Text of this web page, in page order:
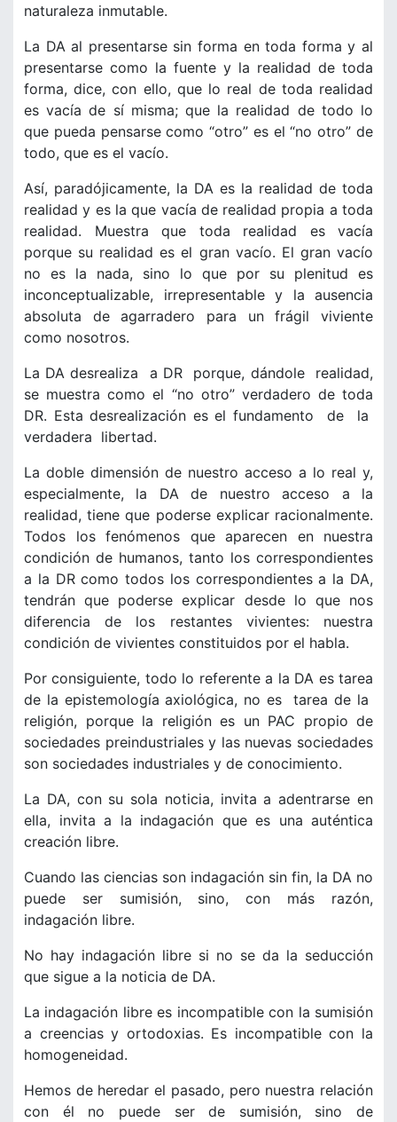
naturaleza inmutable.
La DA al presentarse sin forma en toda forma y al
presentarse como la fuente y la realidad de toda
forma, dice, con ello, que lo real de toda realidad
es vacía de sí misma; que la realidad de todo lo
que pueda pensarse como “otro” es el “no otro” de
todo, que es el vacío.
Así, paradójicamente, la DA es la realidad de toda
realidad y es la que vacía de realidad propia a toda
realidad. Muestra que toda realidad es vacía
porque su realidad es el gran vacío. El gran vacío
no es la nada, sino lo que por su plenitud es
inconceptualizable, irrepresentable y la ausencia
absoluta de agarradero para un frágil viviente
como nosotros.
La DA desrealiza a DR porque, dándole realidad,
se muestra como el “no otro” verdadero de toda
DR. Esta desrealización es el fundamento de la
verdadera libertad.
La doble dimensión de nuestro acceso a lo real y,
especialmente, la DA de nuestro acceso a la
realidad, tiene que poderse explicar racionalmente.
Todos los fenómenos que aparecen en nuestra
condición de humanos, tanto los correspondientes
a la DR como todos los correspondientes a la DA,
tendrán que poderse explicar desde lo que nos
diferencia de los restantes vivientes: nuestra
condición de vivientes constituidos por el habla.
Por consiguiente, todo lo referente a la DA es tarea
de la epistemología axiológica, no es tarea de la
religión, porque la religión es un PAC propio de
sociedades preindustriales y las nuevas sociedades
son sociedades industriales y de conocimiento.
La DA, con su sola noticia, invita a adentrarse en
ella, invita a la indagación que es una auténtica
creación libre.
Cuando las ciencias son indagación sin fin, la DA no
puede ser sumisión, sino, con más razón,
indagación libre.
No hay indagación libre si no se da la seducción
que sigue a la noticia de DA.
La indagación libre es incompatible con la sumisión
a creencias y ortodoxias. Es incompatible con la
homogeneidad.
Hemos de heredar el pasado, pero nuestra relación
con él no puede ser de sumisión, sino de